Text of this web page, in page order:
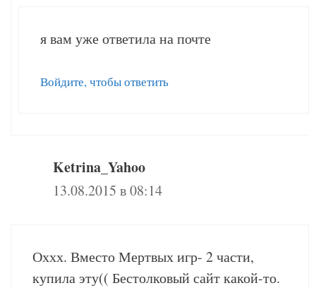
я вам уже ответила на почте
Войдите, чтобы ответить
Ketrina_Yahoo
13.08.2015 в 08:14
Оххх. Вместо Мертвых игр- 2 части,
купила эту(( Бестолковый сайт какой-то.